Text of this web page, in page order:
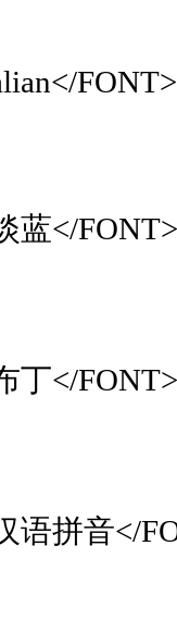
FONT>
蓝</FONT>
丁</FONT>
语拼音</